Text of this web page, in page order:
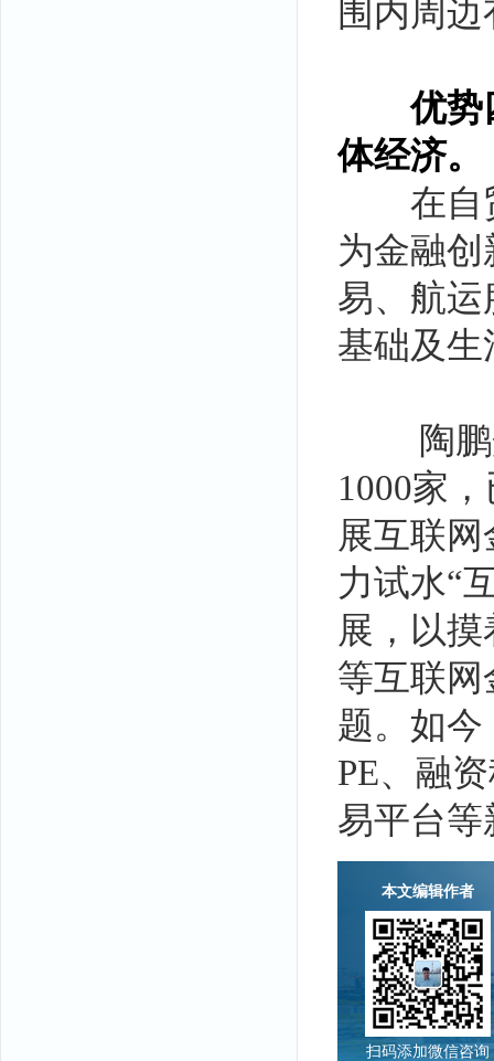
围内周
优势
体经济。
在自贸
为金融
易、航
基础及生
陶鹏
1000家
展互联
力试水“
展，以
等互联
题。如今
PE、融
易平台等
本文编辑作者
扫码添加微信咨询